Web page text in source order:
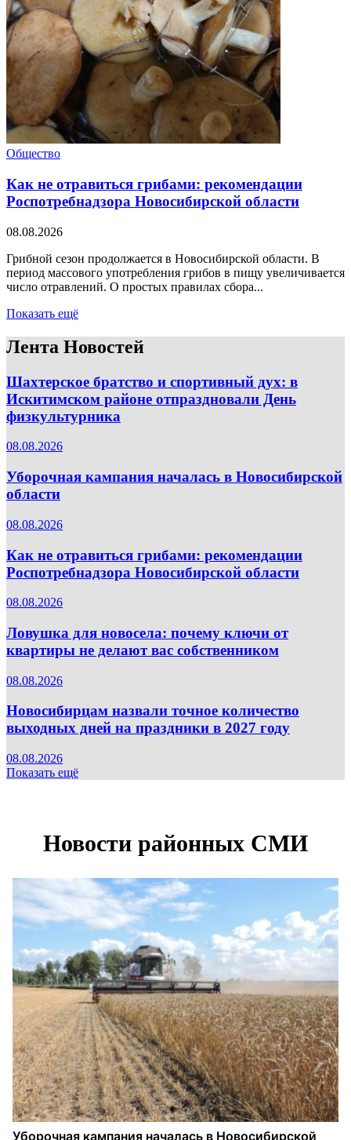
Общество
Как не отравиться грибами: рекомендации
Роспотребнадзора Новосибирской области
08.08.2026
Грибной сезон продолжается в Новосибирской области. В
период массового употребления грибов в пищу увеличивается
число отравлений. О простых правилах сбора...
Показать ещё
Лента Новостей
Шахтерское братство и спортивный дух: в
Искитимском районе отпраздновали День
физкультурника
08.08.2026
Уборочная кампания началась в Новосибирской
области
08.08.2026
Как не отравиться грибами: рекомендации
Роспотребнадзора Новосибирской области
08.08.2026
Ловушка для новосела: почему ключи от
квартиры не делают вас собственником
08.08.2026
Новосибирцам назвали точное количество
выходных дней на праздники в 2027 году
08.08.2026
Показать ещё